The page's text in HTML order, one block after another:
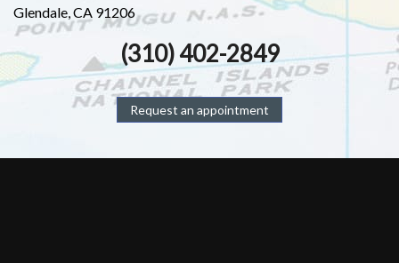
Glendale, CA 91206
(310) 402-2849
Request an appointment